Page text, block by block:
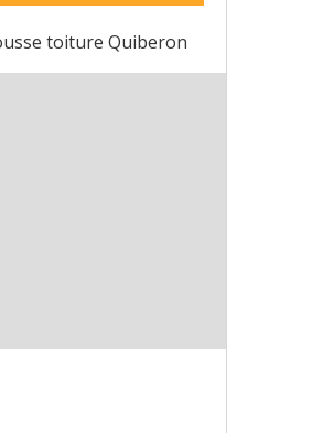
toiture Quiberon